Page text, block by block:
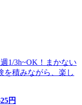
1/3h~OK！まかない
積みながら、楽し
円